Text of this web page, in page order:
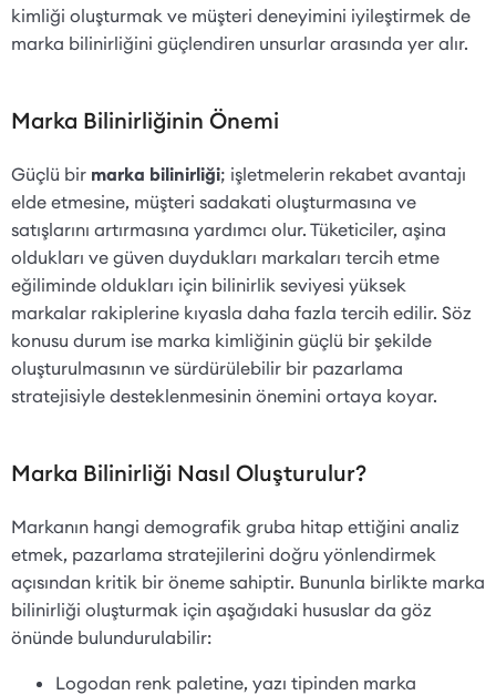
kimliği oluşturmak ve müşteri deneyimini iyileştirmek de
marka bilinirliğini güçlendiren unsurlar arasında yer alır.
Marka Bilinirliğinin Önemi
Güçlü bir marka bilinirliği; işletmelerin rekabet avantajı
elde etmesine, müşteri sadakati oluşturmasına ve
satışlarını artırmasına yardımcı olur. Tüketiciler, aşina
oldukları ve güven duydukları markaları tercih etme
eğiliminde oldukları için bilinirlik seviyesi yüksek
markalar rakiplerine kıyasla daha fazla tercih edilir. Söz
konusu durum ise marka kimliğinin güçlü bir şekilde
oluşturulmasının ve sürdürülebilir bir pazarlama
stratejisiyle desteklenmesinin önemini ortaya koyar.
Marka Bilinirliği Nasıl Oluşturulur?
Markanın hangi demografik gruba hitap ettiğini analiz
etmek, pazarlama stratejilerini doğru yönlendirmek
açısından kritik bir öneme sahiptir. Bununla birlikte marka
bilinirliği oluşturmak için aşağıdaki hususlar da göz
önünde bulundurulabilir:
Logodan renk paletine, yazı tipinden marka